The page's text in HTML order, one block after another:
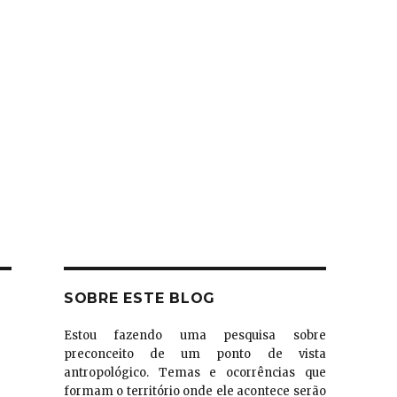
SOBRE ESTE BLOG
Estou fazendo uma pesquisa sobre
preconceito de um ponto de vista
antropológico. Temas e ocorrências que
formam o território onde ele acontece serão